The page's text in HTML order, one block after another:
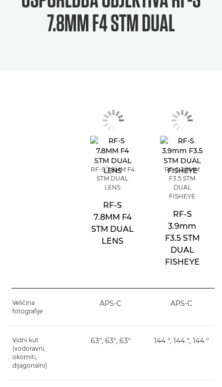
7.8MM F4 STM DUAL
RF-S 7.8MM F4
STM DUAL
LENS
RF-S
7.8MM F4
STM DUAL
LENS
RF-S 3.9MM
F3.5 STM
DUAL
FISHEYE
RF-S
3.9mm
F3.5 STM
DUAL
FISHEYE
Veličina
fotografije
APS-C APS-C
Vidni kut
(vodoravni,
okomiti,
dijagonalni)
63°, 63°, 63° 144 °, 144 °, 144 °